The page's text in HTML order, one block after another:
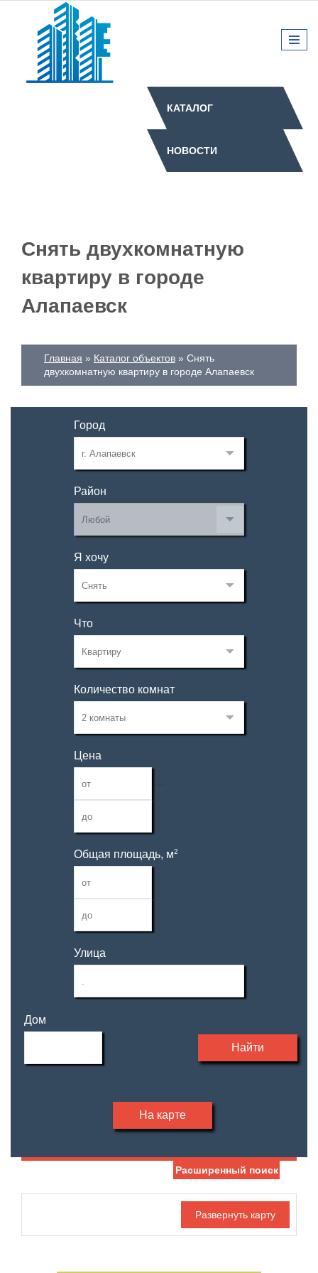
КАТАЛОГ
НОВОСТИ
Снять двухкомнатную
квартиру в городе
Алапаевск
Главная Каталог объектов
Снять
двухкомнатную квартиру в городе Алапаевск
Город
Район
Я хочу
Что
Количество комнат
Цена
—
Общая площадь, м2
—
Улица
Дом
Найти
На карте
Жилая площадь
—
Площадь кухни
Расширенный поиск